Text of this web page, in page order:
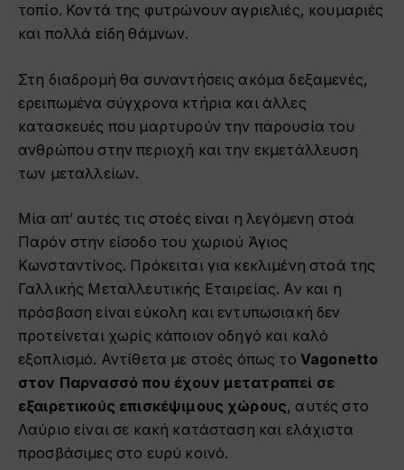
τοπίο. Κοντά της φυτρώνουν αγριελιές, κουμαριές
και πολλά είδη θάμνων.
Στη διαδρομή θα συναντήσεις ακόμα δεξαμενές,
ερειπωμένα σύγχρονα κτήρια και άλλες
κατασκευές που μαρτυρούν την παρουσία του
ανθρώπου στην περιοχή και την εκμετάλλευση
των μεταλλείων.
Μία απ’ αυτές τις στοές είναι η λεγόμενη στοά
Παρόν στην είσοδο του χωριού Άγιος
Κωνσταντίνος. Πρόκειται για κεκλιμένη στοά της
Γαλλικής Μεταλλευτικής Εταιρείας. Αν και η
πρόσβαση είναι εύκολη και εντυπωσιακή δεν
προτείνεται χωρίς κάποιον οδηγό και καλό
εξοπλισμό. Αντίθετα με στοές όπως το Vagonetto
στον Παρνασσό που έχουν μετατραπεί σε
εξαιρετικούς επισκέψιμους χώρους, αυτές στο
Λαύριο είναι σε κακή κατάσταση και ελάχιστα
προσβάσιμες στο ευρύ κοινό.